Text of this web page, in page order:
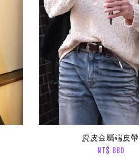
麂皮金屬端皮帶
NT$ 880